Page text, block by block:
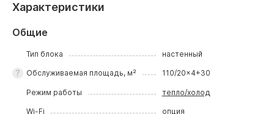
Характеристики
Общие
Тип блока настенный
Обслуживаемая площадь, м² 110/20x4+30
Режим работы тепло/холод
Wi-Fi опция